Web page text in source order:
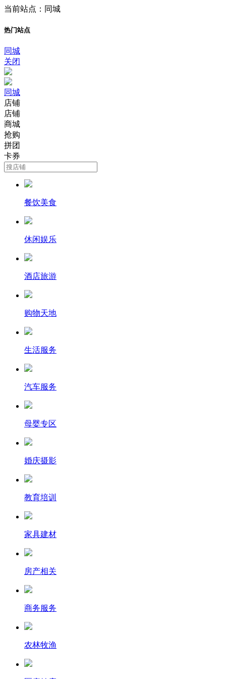
当前站点：同城
热门站点
同城
关闭
同城
店铺
店铺
商城
抢购
拼团
卡券
餐饮美食
休闲娱乐
酒店旅游
购物天地
生活服务
汽车服务
母婴专区
婚庆摄影
教育培训
家具建材
房产相关
商务服务
农林牧渔